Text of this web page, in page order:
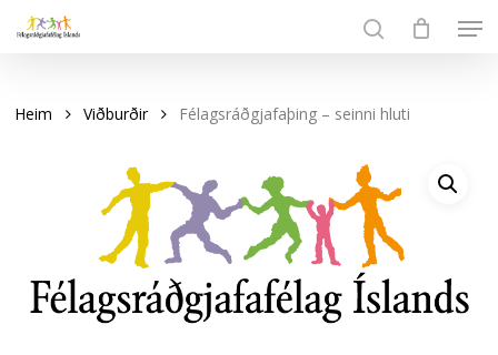
Heim Viðburðir Félagsráðgjafaþing – seinni hluti